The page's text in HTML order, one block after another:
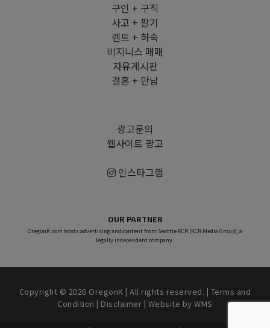
구인 + 구직
사고 + 팔기
렌트 + 하숙
비지니스 매매
자유게시판
결혼 + 만남
광고문의
웹사이트 광고
인스타그램
OUR PARTNER
OregonK.com hosts advertising and content from Seattle KCR (KCR Media Group), a
legally independent company.
Copyright © 2026 OregonK | All rights reserved. | Terms and
Condition | Disclaimer | Website byWMS